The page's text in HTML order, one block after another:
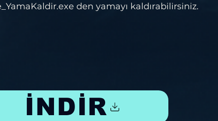
den yamayı kaldırabilirsiniz.
İNDİR